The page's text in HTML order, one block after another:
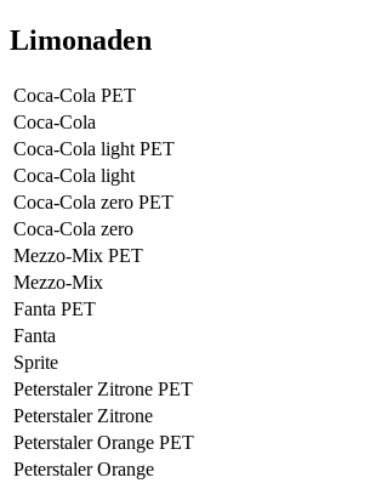
Limonaden
Coca-Cola PET
Coca-Cola
Coca-Cola light PET
Coca-Cola light
Coca-Cola zero PET
Coca-Cola zero
Mezzo-Mix PET
Mezzo-Mix
Fanta PET
Fanta
Sprite
Peterstaler Zitrone PET
Peterstaler Zitrone
Peterstaler Orange PET
Peterstaler Orange